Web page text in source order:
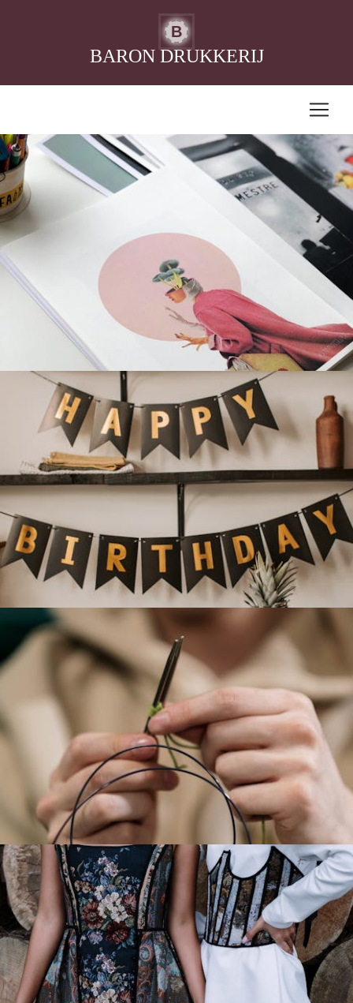
B
BARON DRUKKERIJ
Vakmanschap en kwaliteit bij drukker in
Hoorn
Vier Je Verjaardag Op Een Bijzondere Manier
Met Een Spandoek
Breien en Haken voor Warmte en Stijl
Geef je outfit een boost creatief bedrukken op
kleding